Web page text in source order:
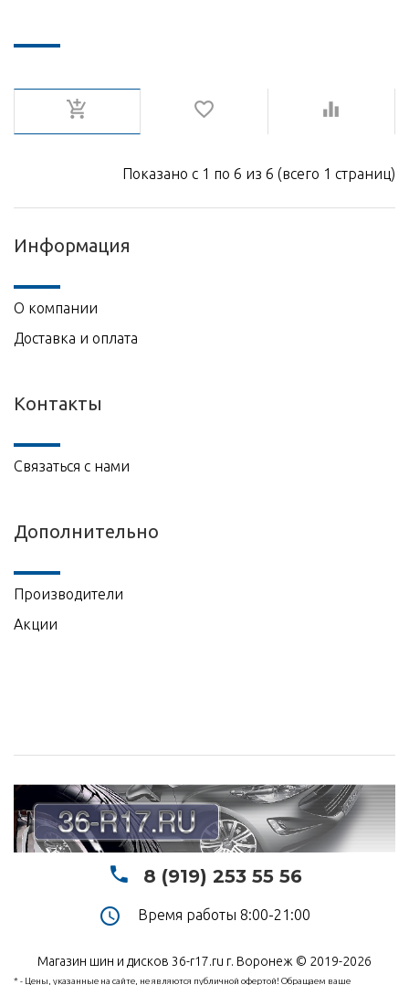
Показано с 1 по 6 из 6 (всего 1 страниц)
Информация
О компании
Доставка и оплата
Контакты
Связаться с нами
Дополнительно
Производители
Акции
8 (919) 253 55 56
Время работы 8:00-21:00
Магазин шин и дисков 36-r17.ru г. Воронеж © 2019-2026
* - Цены, указанные на сайте, не являются публичной офертой! Обращаем ваше